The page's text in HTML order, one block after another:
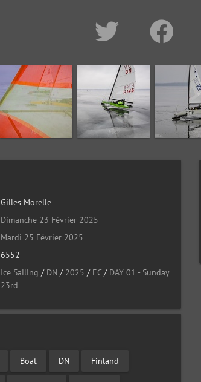
Gilles Morelle
Dimanche 23 Février 2025
Mardi 25 Février 2025
6552
Ice Sailing / DN/ 2025 / EC/ DAY 01 - Sunday
23rd
Boat DN Finland